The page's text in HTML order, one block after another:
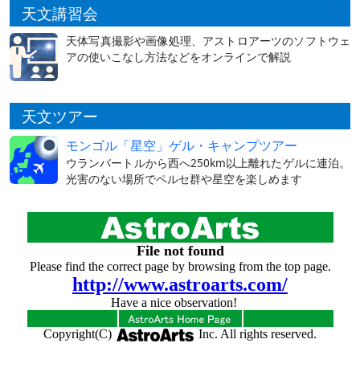
天文講習会
天体写真撮影や画像処理、アストロアーツのソフトウェ
アの使いこなし方法などをオンラインで解説
天文ツアー
モンゴル「星空」ゲル・キャンプツアー
ウランバートルから西へ250km以上離れたゲルに連泊。
光害のない場所でペルセ群や星空を楽しめます